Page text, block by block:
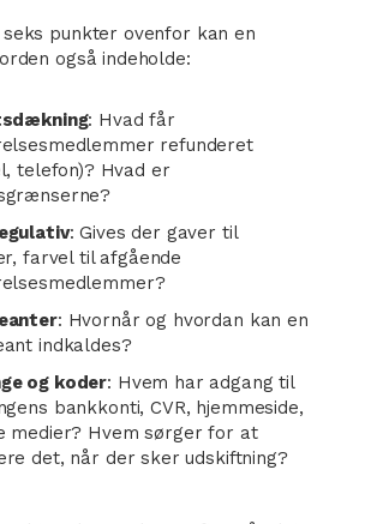
seks punkter ovenfor kan en
også indeholde:
: Hvad får
refunderet
telefon)? Hvad er
: Gives der gaver til
farvel til afgående
: Hvornår og hvordan kan en
indkaldes?
og koder: Hvem har adgang til
bankkonti, CVR, hjemmeside,
medier? Hvem sørger for at
det, når der sker udskiftning?